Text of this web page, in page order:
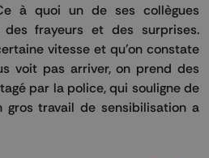
à quoi un de ses collègues
frayeurs et des surprises.
vitesse et qu'on constate
voit pas arriver, on prend des
par la police, qui souligne de
gros travail de sensibilisation a